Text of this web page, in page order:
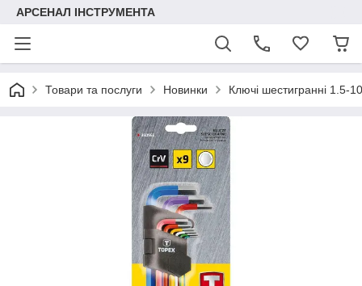
АРСЕНАЛ ІНСТРУМЕНТА
Товари та послуги Новинки Ключі шестигранні 1.5-